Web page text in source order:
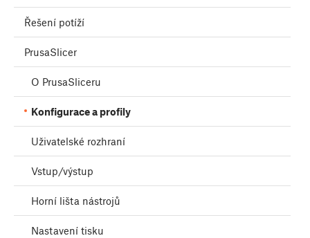
Řešení potíží
PrusaSlicer
O PrusaSliceru
Konfigurace a profily
Uživatelské rozhraní
Vstup/výstup
Horní lišta nástrojů
Nastavení tisku